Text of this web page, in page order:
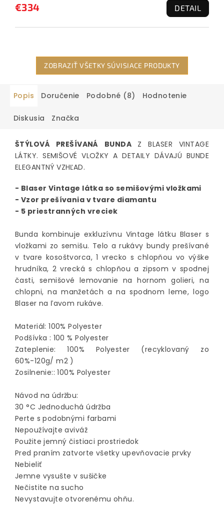
€334 DETAIL
ZOBRAZIŤ VŠETKY SÚVISIACE PRODUKTY
Popis Doručenie Podobné (8) Hodnotenie
Diskusia Značka
ŠTÝLOVÁ PREŠÍVANÁ BUNDA Z BLASER VINTAGE
LÁTKY. SEMIŠOVÉ VLOŽKY A DETAILY DÁVAJÚ BUNDE
ELEGANTNÝ VZHĽAD.
- Blaser Vintage látka so semišovými vložkami
- Vzor prešívania v tvare diamantu
- 5 priestranných vreciek
Bunda kombinuje exkluzívnu Vintage látku Blaser s
vložkami zo semišu. Telo a rukávy bundy prešívané
v tvare kosoštvorca, 1 vrecko s chlopňou vo výške
hrudníka, 2 vrecká s chlopňou a zipsom v spodnej
časti, semišové lemovanie na hornom golieri, na
chlopni, na manžetách a na spodnom leme, logo
Blaser na ľavom rukáve.
Materiál: 100% Polyester
Podšívka : 100 % Polyester
Zateplenie: 100% Polyester (recyklovaný zo
60%-120g/ m2 )
Zosilnenie:: 100% Polyester
Návod na údržbu:
30 °C Jednoduchá údržba
Perte s podobnými farbami
Nepoužívajte aviváž
Použite jemný čistiaci prostriedok
Pred praním zatvorte všetky upevňovacie prvky
Nebieliť
Jemne vysušte v sušičke
Nečistite na sucho
Nevystavujte otvorenému ohňu.